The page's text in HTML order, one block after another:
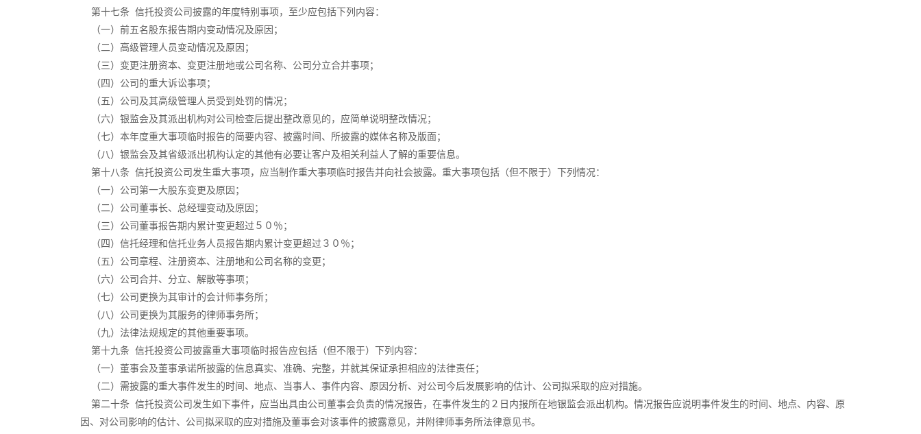
第十七条 信托投资公司披露的年度特别事项，至少应包括下列内容：
（一）前五名股东报告期内变动情况及原因；
（二）高级管理人员变动情况及原因；
（三）变更注册资本、变更注册地或公司名称、公司分立合并事项；
（四）公司的重大诉讼事项；
（五）公司及其高级管理人员受到处罚的情况；
（六）银监会及其派出机构对公司检查后提出整改意见的，应简单说明整改情况；
（七）本年度重大事项临时报告的简要内容、披露时间、所披露的媒体名称及版面；
（八）银监会及其省级派出机构认定的其他有必要让客户及相关利益人了解的重要信息。
第十八条 信托投资公司发生重大事项，应当制作重大事项临时报告并向社会披露。重大事项包括（但不限于）下列情况：
（一）公司第一大股东变更及原因；
（二）公司董事长、总经理变动及原因；
（三）公司董事报告期内累计变更超过５０％；
（四）信托经理和信托业务人员报告期内累计变更超过３０％；
（五）公司章程、注册资本、注册地和公司名称的变更；
（六）公司合并、分立、解散等事项；
（七）公司更换为其审计的会计师事务所；
（八）公司更换为其服务的律师事务所；
（九）法律法规规定的其他重要事项。
第十九条 信托投资公司披露重大事项临时报告应包括（但不限于）下列内容：
（一）董事会及董事承诺所披露的信息真实、准确、完整，并就其保证承担相应的法律责任；
（二）需披露的重大事件发生的时间、地点、当事人、事件内容、原因分析、对公司今后发展影响的估计、公司拟采取的应对措施。
第二十条 信托投资公司发生如下事件，应当出具由公司董事会负责的情况报告，在事件发生的２日内报所在地银监会派出机构。情况报告应说明事件发生的时间、地点、内容、原
因、对公司影响的估计、公司拟采取的应对措施及董事会对该事件的披露意见，并附律师事务所法律意见书。